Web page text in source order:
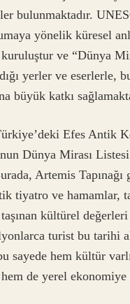
bulunmaktadır.
yönelik küresel
ve “Dünya
yerler ve eserlerle,
büyük katkı
Efes Antik
Dünya Mirası
Artemis Tapınağı
tiyatro ve hamamlar,
kültürel
turist bu tarihi
sayede hem kültür
de yerel ekonomiye